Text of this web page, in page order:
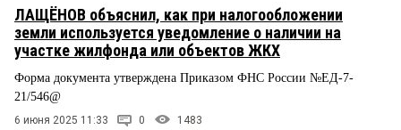
ЛАЩЁНОВ объяснил, как при налогообложении
земли используется уведомление о наличии на
участке жилфонда или объектов ЖКХ
Форма документа утверждена Приказом ФНС России №ЕД-7-
21/546@
6 июня 2025 11:33 0 1483